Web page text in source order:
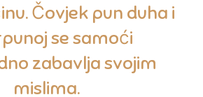
Čovjek pun duha i
se samoći
zabavlja svojim
mislima.